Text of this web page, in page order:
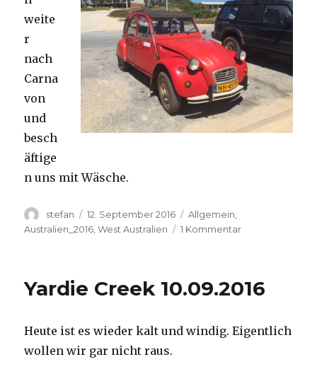
weite
r
nach
Carna
von
und
besch
äftige
n uns mit Wäsche.
Autor
stefan
Veröffentlicht
am
12. September 2016 Kategorien
Allgemein
Australien_2016 ,West Australien 1 Kommentarzu
Yardie Creek 10.09.2016
Heute ist es wieder kalt und windig. Eigentlich
wollen wir gar nicht raus.